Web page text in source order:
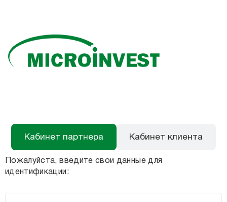
Кабинет партнера Кабинет клиента
Пожалуйста, введите свои данные для
идентификации: